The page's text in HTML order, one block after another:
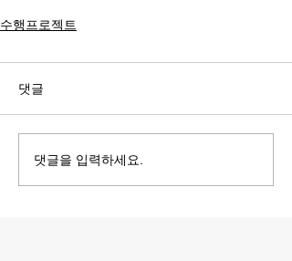
수행프로젝트
댓글
댓글을 입력하세요.